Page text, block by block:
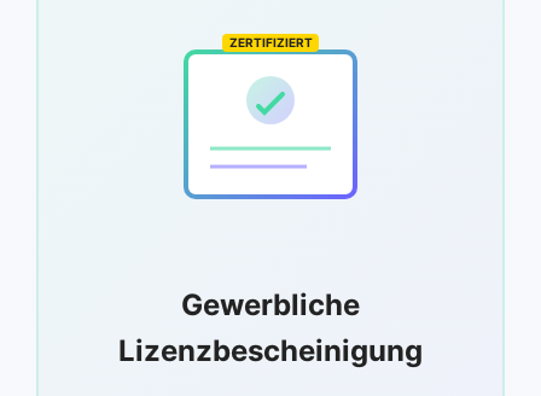
ZERTIFIZIERT
Gewerbliche
Lizenzbescheinigung